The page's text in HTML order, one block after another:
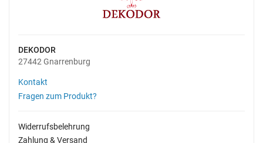
DEKODOR
27442 Gnarrenburg
Kontakt
Fragen zum Produkt?
Widerrufsbelehrung
Zahlung & Versand